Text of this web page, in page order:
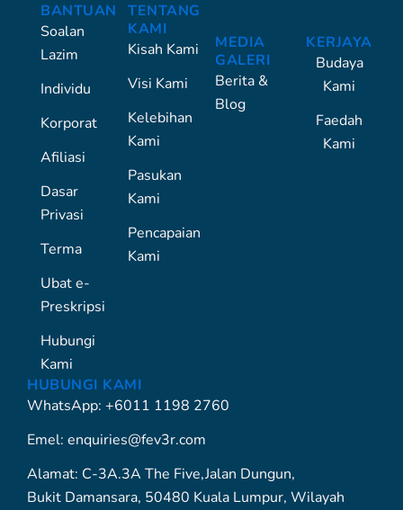
BANTUAN
Soalan
Lazim
Individu
Korporat
Afiliasi
Dasar
Privasi
Terma
Ubat e-
Preskripsi
Hubungi
Kami
TENTANG
KAMI
Kisah Kami
Visi Kami
Kelebihan
Kami
Pasukan
Kami
Pencapaian
Kami
MEDIA
GALERI
Berita &
Blog
KERJAYA
Budaya
Kami
Faedah
Kami
HUBUNGI KAMI
WhatsApp: +6011 1198 2760
Emel: enquiries@fev3r.com
Alamat: C-3A.3A The Five,Jalan Dungun,
Bukit Damansara, 50480 Kuala Lumpur, Wilayah